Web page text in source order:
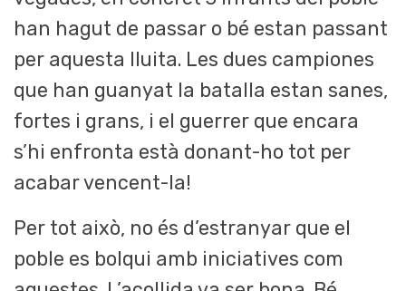
han hagut de passar o bé estan passant
per aquesta lluita. Les dues campiones
que han guanyat la batalla estan sanes,
fortes i grans, i el guerrer que encara
s’hi enfronta està donant-ho tot per
acabar vencent-la!
Per tot això, no és d’estranyar que el
poble es bolqui amb iniciatives com